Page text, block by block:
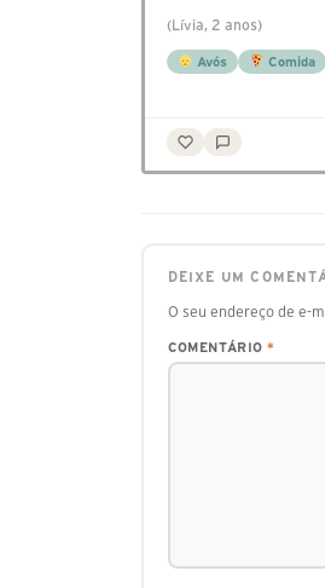
(Lívia, 2 anos)
Avós Comida
DEIXE UM
O seu endereço de e-
COMENTÁRIO *